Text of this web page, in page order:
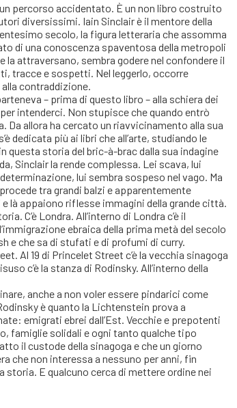
percorso accidentato. È un non libro costruito
diversissimi. Iain Sinclair è il mentore della
secolo, la figura letteraria che assomma
di una conoscenza spaventosa della metropoli
attraversano, sembra godere nel confondere il
tracce e sospetti. Nel leggerlo, occorre
contraddizione.
– prima di questo libro – alla schiera dei
intenderci. Non stupisce che quando entrò
Da allora ha cercato un riavvicinamento alla sua
dedicata più ai libri che all’arte, studiando le
questa storia del bric-à-brac dalla sua indagine
Sinclair la rende complessa. Lei scava, lui
lui sembra sospeso nel vago. Ma
tra grandi balzi e apparentemente
là appaiono riflesse immagini della grande città.
C’è Londra. All’interno di Londra c’è il
ebraica della prima metà del secolo
e che sa di stufati e di profumi di curry.
Al 19 di Princelet Street c’è la vecchia sinagoga
c’è la stanza di Rodinsky. All’interno della
anche a non voler essere pindarici come
è quanto la Lichtenstein prova a
emigrati ebrei dall’Est. Vecchie e prepotenti
famiglie solidali e ogni tanto qualche tipo
il custode della sinagoga e che un giorno
che non interessa a nessuno per anni, fin
storia. E qualcuno cerca di mettere ordine nei